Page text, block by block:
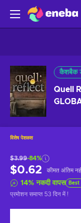
कैशबैक
Quell
विशेष पेशकश
$3.99-84%
$0.62 कीमत अंतिम
14%नकदी वापस Best
प्रमोशन समाप्त 53 दिन में!